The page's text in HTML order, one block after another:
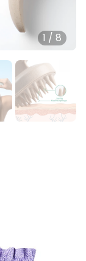
1 / 8